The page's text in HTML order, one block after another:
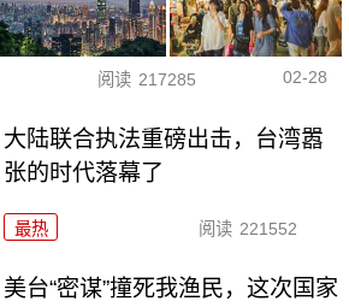
阅读 217285 02-28
大陆联合执法重磅出击，台湾嚣
张的时代落幕了
最热 阅读 221552
美台“密谋”撞死我渔民，这次国家